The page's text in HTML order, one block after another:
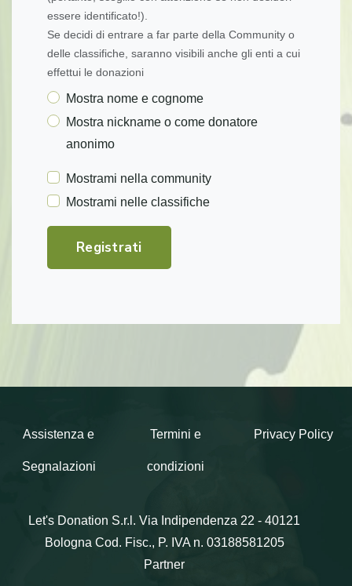
essere identificato!).
Se decidi di entrare a far parte della Community o
delle classifiche, saranno visibili anche gli enti a cui
effettui le donazioni
Mostra nome e cognome
Mostra nickname o come donatore
anonimo
Mostrami nella community
Mostrami nelle classifiche
Registrati
Assistenza e
Segnalazioni
Termini e
condizioni
Privacy Policy
Let's Donation S.r.l. Via Indipendenza 22 - 40121
Bologna Cod. Fisc., P. IVA n. 03188581205
Partner